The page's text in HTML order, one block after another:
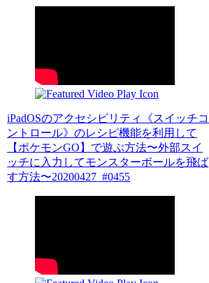
iPadOSのアクセシビリティ《スイッチコ
ントロール》のレシピ機能を利用して
【ポケモンGO】で遊ぶ方法〜外部スイ
ッチに入力してモンスターボールを飛ば
す方法〜20200427_#0455